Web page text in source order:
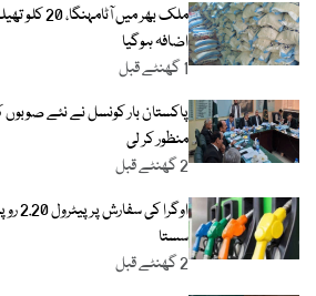
اضافہ ہوگیا
1 گھنٹے قبل
پاکستان بار کونسل نے نئے صوبوں
منظور کر لی
2 گھنٹے قبل
سستا
2 گھنٹے قبل